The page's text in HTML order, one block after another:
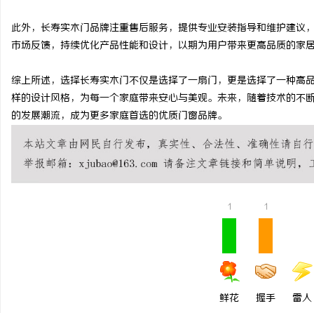
此外，长寿实木门品牌注重售后服务，提供专业安装指导和维护建
市场反馈，持续优化产品性能和设计，以期为用户带来更高品质的家
综上所述，选择长寿实木门不仅是选择了一扇门，更是选择了一种
样的设计风格，为每一个家庭带来安心与美观。未来，随着技术的
的发展潮流，成为更多家庭首选的优质门窗品牌。
1
鲜花
1
握手 雷人
武汉配眼镜 上海配眼镜